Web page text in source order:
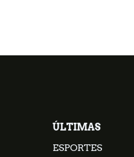
ÚLTIMAS
ESPORTES